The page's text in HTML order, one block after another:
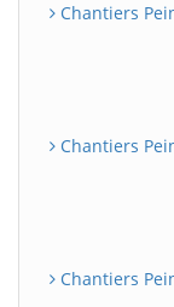
Chantiers
Chantiers
Chantiers